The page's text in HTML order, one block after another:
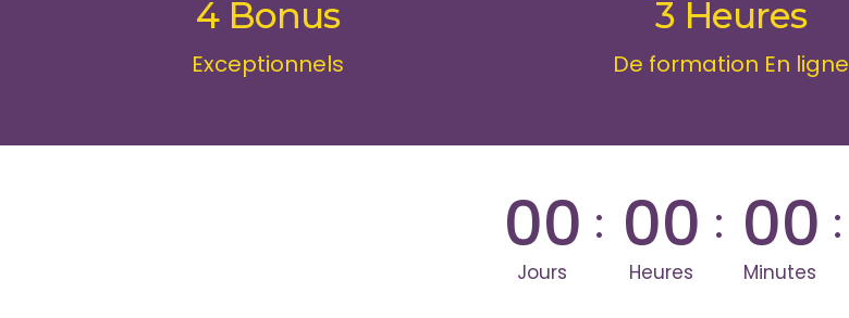
4 Bonus
Exceptionnels
3 Heures
De formation En ligne
00
Jours
: 00
Heures
: 00
Minutes
: